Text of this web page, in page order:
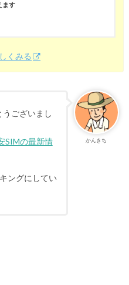
ます
くみる
かんきち
ございまし
SIMの最新情
ングにしてい